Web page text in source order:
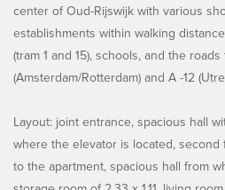
center of Oud-Rijswijk with various
establishments within walking
(tram 1 and 15), schools, and the
(Amsterdam/Rotterdam) and A -12
Layout: joint entrance, spacious hall
where the elevator is located, second
to the apartment, spacious hall from